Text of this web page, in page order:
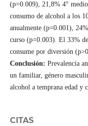
(p=0.009), 21,8% 4°
consumo de alcohol a los
anualmente (p=0.001),
curso (p=0.003). El 33%
consume por diversión
Conclusión: Prevalencia
un familiar, género
alcohol a temprana edad y
CITAS